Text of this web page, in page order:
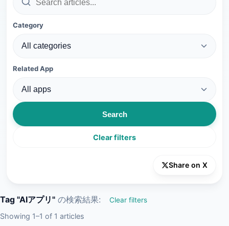
Category
Related App
Search
Clear filters
Share on X
Tag "AIアプリ" の検索結果: Clear filters
Showing 1–1 of 1 articles